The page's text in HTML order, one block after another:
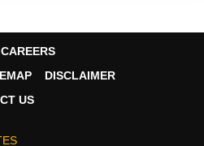
CAREERS
DISCLAIMER
US